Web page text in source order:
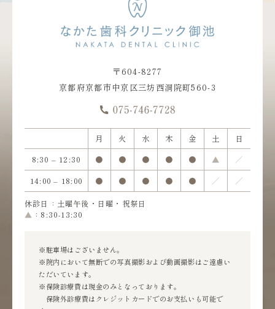
〒604-8277
京都府京都市中京区三坊西洞院町560-3
休診日：土曜午後・日曜・祝祭日
▲ ：8:30-13:30
月 火 水 木 金 土
日
8:30 – 12:30
● ● ● ● ● ▲
／
14:00 – 18:00
● ● ● ● ● ／ ／
※駐車場はございません。
※院内において無断での写真撮影および動画撮影はご遠慮い
ただいています。
※保険診療費は現金のみとなっております。
保険外診療費はクレジットカードでのお支払いも可能で